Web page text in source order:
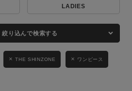
LADIES KIDS
LADIES
絞り込んで検索する
THE SHINZONE ワンピース